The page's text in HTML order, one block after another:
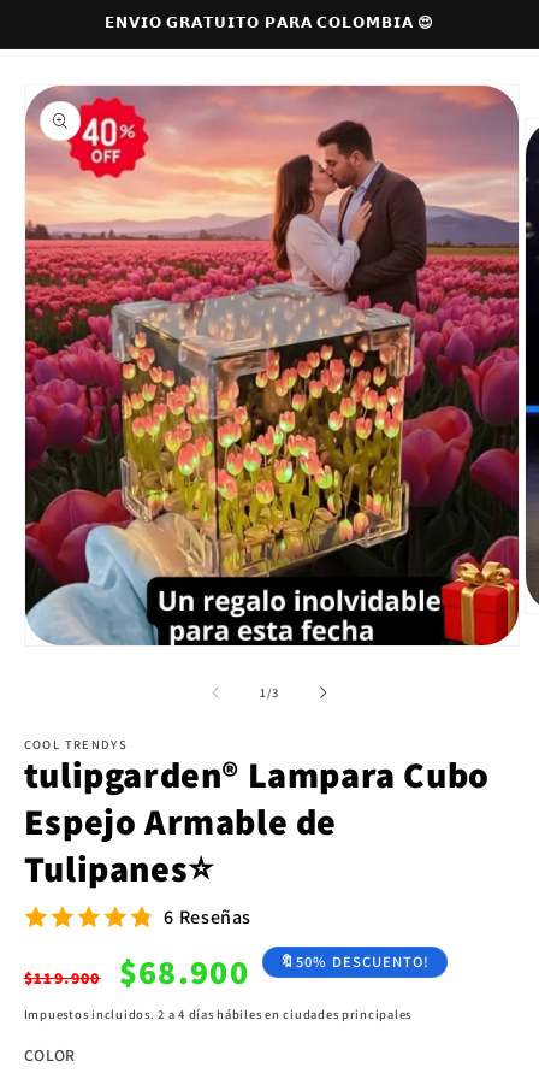
directamente
al contenido
𝗘𝗡𝗩𝗜𝗢 𝗚𝗥𝗔𝗧𝗨𝗜𝗧𝗢 𝗣𝗔𝗥𝗔 𝗖𝗢𝗟𝗢𝗠𝗕𝗜𝗔 😍
directamente
a la
información
del producto
una
ventana
modal
1 /de
3
COOL TRENDYS
tulipgarden®️ Lampara Cubo
Espejo Armable de
Tulipanes⭐⁣
6 Reseñas
habitual
$119.900
Precio
de
oferta
$68.900 🔖50% DESCUENTO!
Impuestos incluidos. 2 a 4 días hábiles en ciudades principales
COLOR